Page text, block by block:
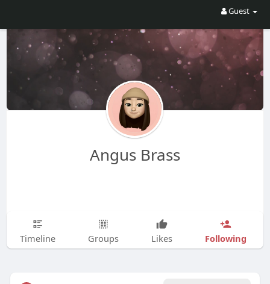
Guest
Angus Brass
Timeline Groups Likes Following